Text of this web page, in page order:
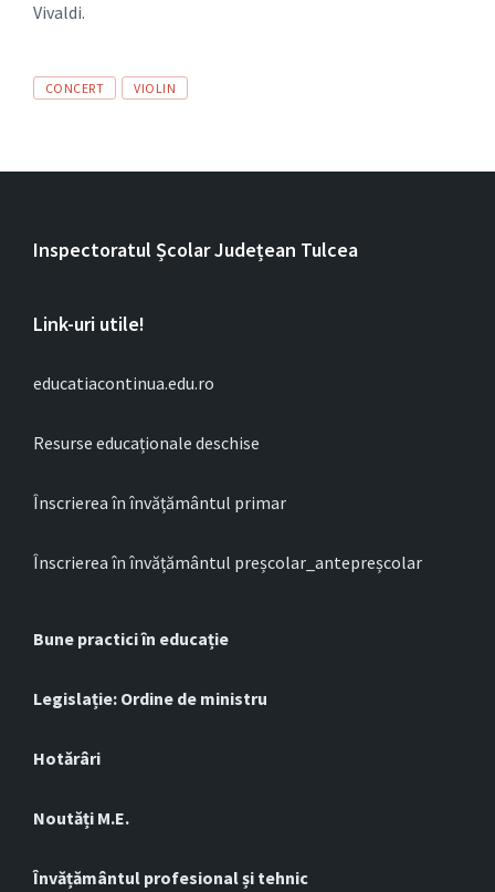
Vivaldi.
Tags
CONCERT VIOLIN
Inspectoratul Școlar Județean Tulcea
Link-uri utile!
educatiacontinua.edu.ro
Resurse educaționale deschise
Înscrierea în învățământul primar
Înscrierea în învățământul preșcolar_antepreșcolar
Bune practici în educație
Legislație: Ordine de ministru
Hotărâri
Noutăți M.E.
Învățământul profesional și tehnic